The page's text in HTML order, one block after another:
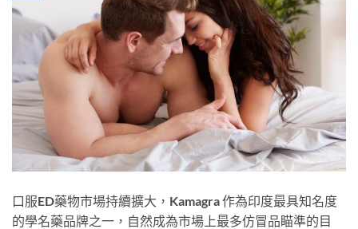
口服ED藥物市場持續擴大，Kamagra 作為印度最具知名度
的學名藥品牌之一，自然成為市場上最多仿冒品瞄準的目